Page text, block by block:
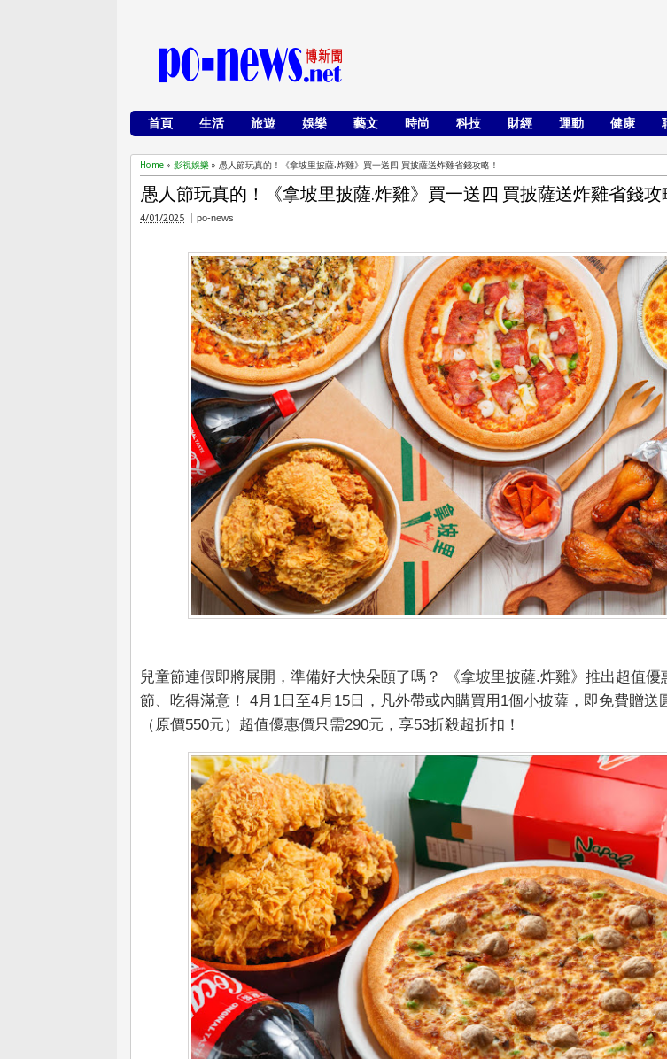
首頁 生活 旅遊 娛樂 藝文 時尚 科技 財經 運動 健康
Home » 影視娛樂 » 愚人節玩真的！《拿坡里披薩.炸雞》買一送四 買披薩送炸雞省錢攻略！
愚人節玩真的！《拿坡里披薩.炸雞》買一送四 買披薩送炸雞省錢攻
4/01/2025 po-news
兒童節連假即將展開，準備好大快朵頤了嗎？ 《拿坡里披薩.炸雞》推出超值優
節、吃得滿意！ 4月1日至4月15日，凡外帶或內購買用1個小披薩，即免費贈送
（原價550元）超值優惠價只需290元，享53折殺超折扣！